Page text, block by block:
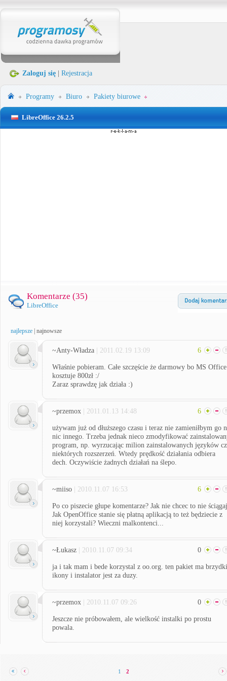
Zaloguj się Rejestracja
Programy Biuro Pakiety biurowe
LibreOffice 26.2.5
Komentarze (35)
LibreOffice
najlepsze najnowsze
~Anty-Władza | 2011.02.19 13:09 6
Właśnie pobieram. Całe szczęście że darmowy bo MS Office
kosztuje 800zł :/
Zaraz sprawdzę jak działa :)
~przemox | 2011.01.13 14:48 6
używam już od dłuższego czasu i teraz nie zamieniłbym go
nic innego. Trzeba jednak nieco zmodyfikować
program, np. wyrzucając milion zainstalowanych języków
niektórych rozszerzeń. Wtedy prędkość działania odbiera
dech. Oczywiście żadnych działań na ślepo.
~miiso | 2010.11.07 16:53 6
Po co piszecie głupe komentarze? Jak nie chcec to nie
Jak OpenOffice stanie się płatną aplikacją to też będziecie z
niej korzystali? Wieczni malkontenci...
~Łukasz | 2010.11.07 09:34 0
ja i tak mam i bede korzystal z oo.org. ten pakiet ma
ikony i instalator jest za duzy.
~przemox | 2010.11.07 09:26 0
Jeszcze nie próbowałem, ale wielkość instalki po prostu
powala.
1 2